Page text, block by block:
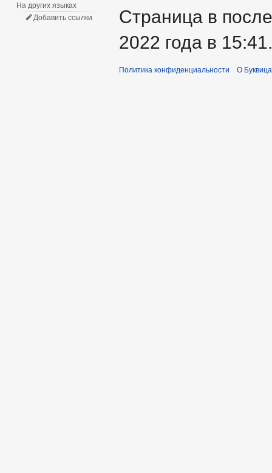
На других языках
Добавить ссылки
Страница в
2022 года в 15:41.
Политика конфиденциальности О Буквица